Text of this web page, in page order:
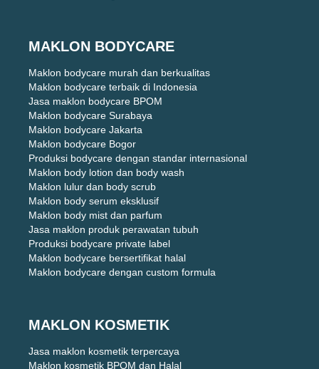
MAKLON BODYCARE
Maklon bodycare murah dan berkualitas
Maklon bodycare terbaik di Indonesia
Jasa maklon bodycare BPOM
Maklon bodycare Surabaya
Maklon bodycare Jakarta
Maklon bodycare Bogor
Produksi bodycare dengan standar internasional
Maklon body lotion dan body wash
Maklon lulur dan body scrub
Maklon body serum eksklusif
Maklon body mist dan parfum
Jasa maklon produk perawatan tubuh
Produksi bodycare private label
Maklon bodycare bersertifikat halal
Maklon bodycare dengan custom formula
MAKLON KOSMETIK
Jasa maklon kosmetik terpercaya
Maklon kosmetik BPOM dan Halal